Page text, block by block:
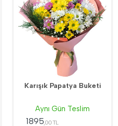
Karışık Papatya Buketi
Aynı Gün Teslim
1895,00 TL